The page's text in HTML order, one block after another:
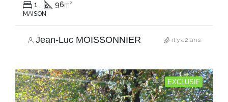
1 96m²
MAISON
Jean-Luc MOISSONNIER il y a2 ans
EXCLUSIF